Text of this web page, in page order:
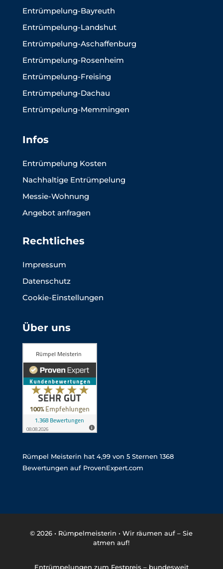
Entrümpelung-Bayreuth
Entrümpelung-Landshut
Entrümpelung-Aschaffenburg
Entrümpelung-Rosenheim
Entrümpelung-Freising
Entrümpelung-Dachau
Entrümpelung-Memmingen
Infos
Entrümpelung Kosten
Nachhaltige Entrümpelung
Messie-Wohnung
Angebot anfragen
Rechtliches
Impressum
Datenschutz
Cookie-Einstellungen
Über uns
Rümpel Meisterin hat 4,99von 5Sternen 1368
Bewertungen auf ProvenExpert.com
© 2026 • Rümpelmeisterin • Wir räumen auf – Sie
atmen auf!
Entrümpelungen zum Festpreis – bundesweit